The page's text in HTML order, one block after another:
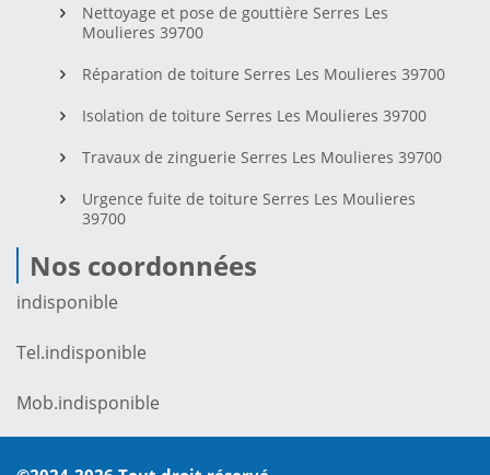
Nettoyage et pose de gouttière Serres Les
Moulieres 39700
Réparation de toiture Serres Les Moulieres 39700
Isolation de toiture Serres Les Moulieres 39700
Travaux de zinguerie Serres Les Moulieres 39700
Urgence fuite de toiture Serres Les Moulieres
39700
Nos coordonnées
indisponible
Tel.indisponible
Mob.indisponible